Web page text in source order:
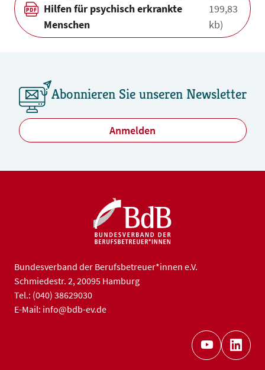
Hilfen für psychisch erkrankte
Menschen
199,83
kb)
Abonnieren Sie unseren Newsletter
Anmelden
Bundesverband der Berufsbetreuer*innen e.V.
Schmiedestr. 2, 20095 Hamburg
Tel.: (040) 38629030
E-Mail: info@bdb-ev.de